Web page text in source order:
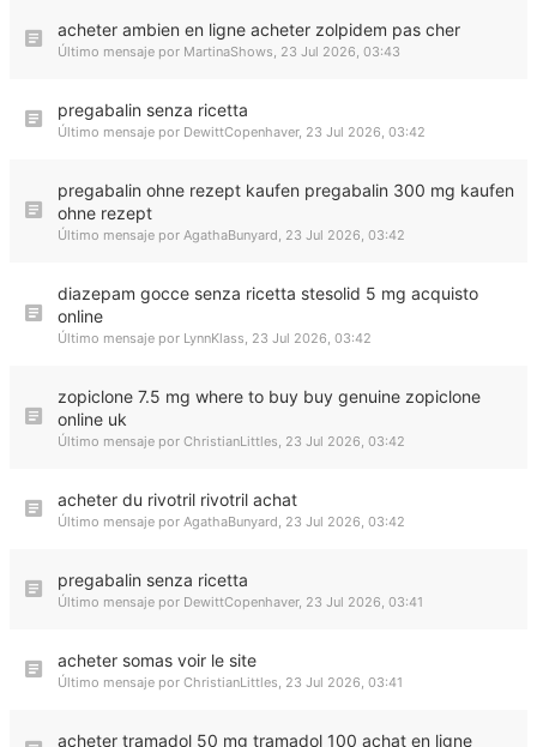
acheter ambien en ligne acheter zolpidem pas cher
Último mensaje por MartinaShows, 23 Jul 2026, 03:43
pregabalin senza ricetta
Último mensaje por DewittCopenhaver, 23 Jul 2026, 03:42
pregabalin ohne rezept kaufen pregabalin 300 mg kaufen
ohne rezept
Último mensaje por AgathaBunyard, 23 Jul 2026, 03:42
diazepam gocce senza ricetta stesolid 5 mg acquisto
online
Último mensaje por LynnKlass, 23 Jul 2026, 03:42
zopiclone 7.5 mg where to buy buy genuine zopiclone
online uk
Último mensaje por ChristianLittles, 23 Jul 2026, 03:42
acheter du rivotril rivotril achat
Último mensaje por AgathaBunyard, 23 Jul 2026, 03:42
pregabalin senza ricetta
Último mensaje por DewittCopenhaver, 23 Jul 2026, 03:41
acheter somas voir le site
Último mensaje por ChristianLittles, 23 Jul 2026, 03:41
acheter tramadol 50 mg tramadol 100 achat en ligne